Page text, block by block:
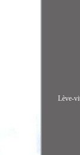
Lève-